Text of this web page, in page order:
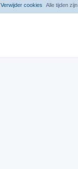
Alle tijden zijn
Verwijder cookies